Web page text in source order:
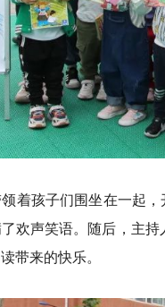
着孩子们围坐在一起
欢声笑语。随后，主
带来的快乐。